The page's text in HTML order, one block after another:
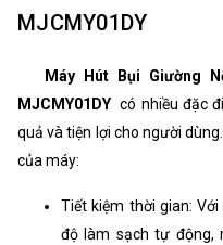
MJCMY01DY
Máy Hút Bụi Giường
MJCMY01DY có nhiều đặc
quả và tiện lợi cho người
của máy:
Tiết kiệm thời gian:
độ làm sạch tự động,